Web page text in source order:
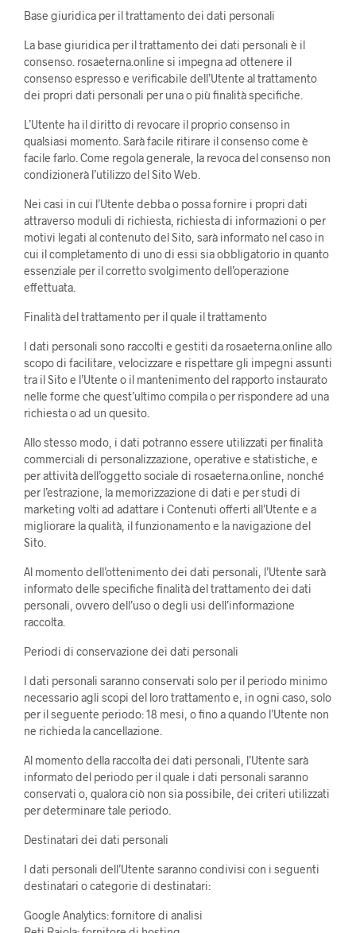
Base giuridica per il trattamento dei dati personali
La base giuridica per il trattamento dei dati personali è il
consenso. rosaeterna.online si impegna ad ottenere il
consenso espresso e verificabile dell’Utente al trattamento
dei propri dati personali per una o più finalità specifiche.
L’Utente ha il diritto di revocare il proprio consenso in
qualsiasi momento. Sarà facile ritirare il consenso come è
facile farlo. Come regola generale, la revoca del consenso non
condizionerà l’utilizzo del Sito Web.
Nei casi in cui l’Utente debba o possa fornire i propri dati
attraverso moduli di richiesta, richiesta di informazioni o per
motivi legati al contenuto del Sito, sarà informato nel caso in
cui il completamento di uno di essi sia obbligatorio in quanto
essenziale per il corretto svolgimento dell’operazione
effettuata.
Finalità del trattamento per il quale il trattamento
I dati personali sono raccolti e gestiti da rosaeterna.online allo
scopo di facilitare, velocizzare e rispettare gli impegni assunti
tra il Sito e l’Utente o il mantenimento del rapporto instaurato
nelle forme che quest’ultimo compila o per rispondere ad una
richiesta o ad un quesito.
Allo stesso modo, i dati potranno essere utilizzati per finalità
commerciali di personalizzazione, operative e statistiche, e
per attività dell’oggetto sociale di rosaeterna.online, nonché
per l’estrazione, la memorizzazione di dati e per studi di
marketing volti ad adattare i Contenuti offerti all’Utente e a
migliorare la qualità, il funzionamento e la navigazione del
Sito.
Al momento dell’ottenimento dei dati personali, l’Utente sarà
informato delle specifiche finalità del trattamento dei dati
personali, ovvero dell’uso o degli usi dell’informazione
raccolta.
Periodi di conservazione dei dati personali
I dati personali saranno conservati solo per il periodo minimo
necessario agli scopi del loro trattamento e, in ogni caso, solo
per il seguente periodo: 18 mesi, o fino a quando l’Utente non
ne richieda la cancellazione.
Al momento della raccolta dei dati personali, l’Utente sarà
informato del periodo per il quale i dati personali saranno
conservati o, qualora ciò non sia possibile, dei criteri utilizzati
per determinare tale periodo.
Destinatari dei dati personali
I dati personali dell’Utente saranno condivisi con i seguenti
destinatari o categorie di destinatari:
Google Analytics: fornitore di analisi